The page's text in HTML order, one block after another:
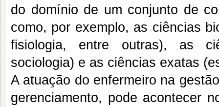
do domínio de um conjunto de
como, por exemplo, as ciências
fisiologia, entre outras), as
sociologia) e as ciências exatas
A atuação do enfermeiro na
gerenciamento, pode acontecer